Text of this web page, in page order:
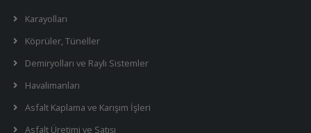
Karayolları
Köprüler, Tüneller
Demiryolları ve Raylı Sistemler
Havalimanları
Asfalt Kaplama ve Karışım İşleri
Asfalt Üretimi ve Satışı